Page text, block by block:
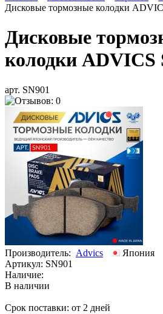
Дисковые тормозные колодки
Дисковые
колодки ADVICS
арт. SN901
Производитель: Advics
Япония
Артикул: SN901
Наличие:
В наличии
Срок поставки: от 2 дней